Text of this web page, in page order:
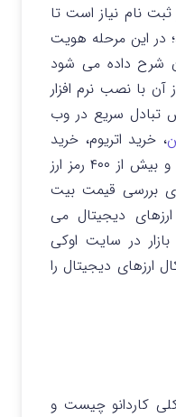
نام نیاز است تا
در این مرحله هویت
شرح داده می شود
آن با نصب نرم افزار
تبادل سریع در وب
، خرید اتریوم، خرید
، خرید ریپل و بیش از ۴۰۰ رمز ارز
بررسی قیمت بیت
دیجیتال می
در سایت اوکی
ارزهای دیجیتال را
کاردانو چیست و